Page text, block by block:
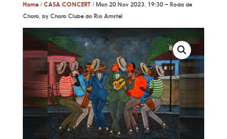
Home/ CASA CONCERT/ Mon 20 Nov 2023, 19:30 – Roda de
Choro, by Choro Clube do Rio Amstel